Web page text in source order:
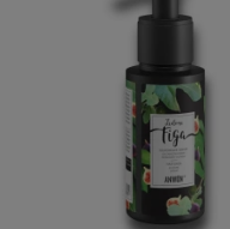
do koszyka